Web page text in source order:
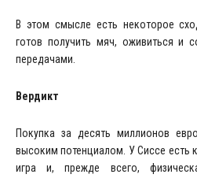
В этом смысле есть некоторое
готов получить мяч, оживиться и
передачами.
Вердикт
Покупка за десять миллионов
высоким потенциалом. У Сиссе есть
игра и, прежде всего,